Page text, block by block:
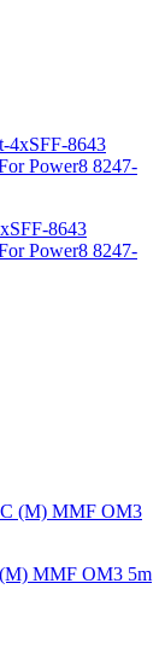
8643
Power8 8247-
MMF OM3 5m